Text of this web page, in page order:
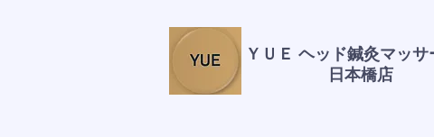
ＹＵＥ ヘッド鍼灸マッ
日本橋店